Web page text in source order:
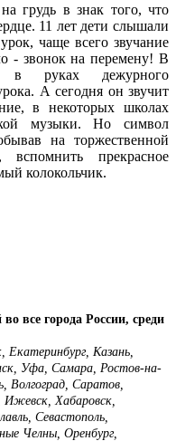
грудь в знак того, что
11 лет дети слышали
чаще всего звучание
- звонок на перемену! В
в руках дежурного
А сегодня он звучит
в некоторых школах
музыки. Но символ
на торжественной
прекрасное
колокольчик.
все города России, среди
Казань,
Уфа, Самара, Ростов-на-
Саратов,
Хабаровск,
Севастополь,
Челны, Оренбург,